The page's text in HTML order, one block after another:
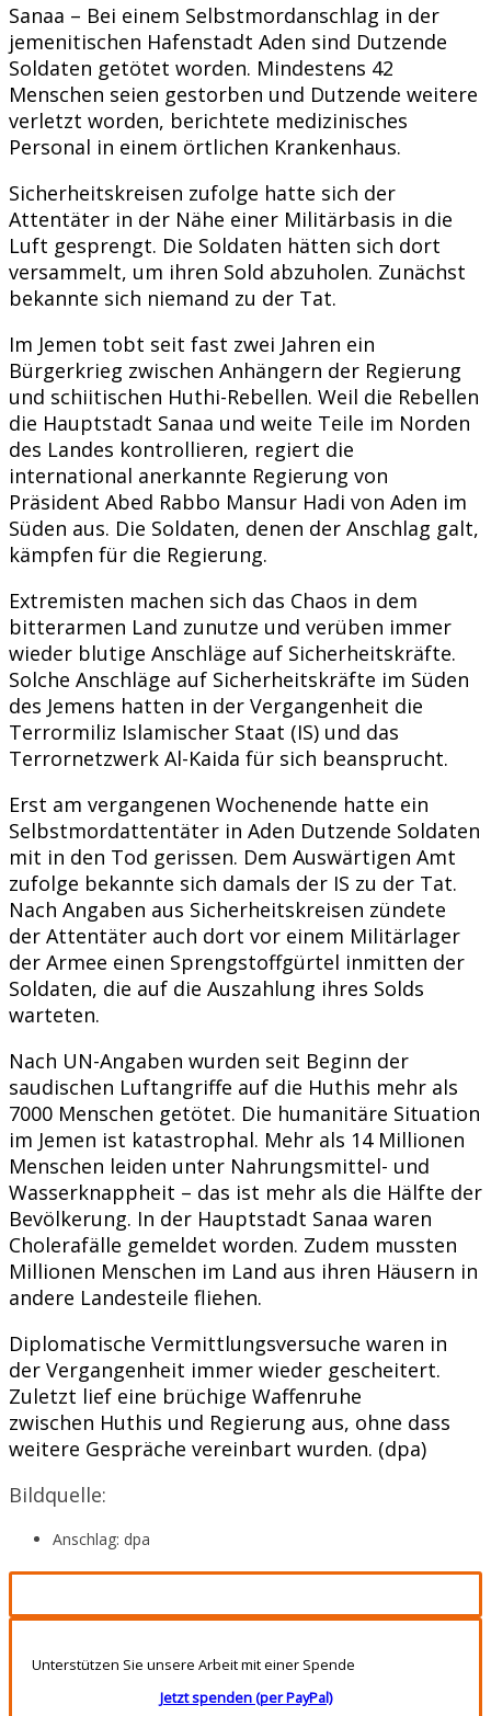
Sanaa – Bei einem Selbstmordanschlag in der
jemenitischen Hafenstadt Aden sind Dutzende
Soldaten getötet worden. Mindestens 42
Menschen seien gestorben und Dutzende weitere
verletzt worden, berichtete medizinisches
Personal in einem örtlichen Krankenhaus.
Sicherheitskreisen zufolge hatte sich der
Attentäter in der Nähe einer Militärbasis in die
Luft gesprengt. Die Soldaten hätten sich dort
versammelt, um ihren Sold abzuholen. Zunächst
bekannte sich niemand zu der Tat.
Im Jemen tobt seit fast zwei Jahren ein
Bürgerkrieg zwischen Anhängern der Regierung
und schiitischen Huthi-Rebellen. Weil die Rebellen
die Hauptstadt Sanaa und weite Teile im Norden
des Landes kontrollieren, regiert die
international anerkannte Regierung von
Präsident Abed Rabbo Mansur Hadi von Aden im
Süden aus. Die Soldaten, denen der Anschlag galt,
kämpfen für die Regierung.
Extremisten machen sich das Chaos in dem
bitterarmen Land zunutze und verüben immer
wieder blutige Anschläge auf Sicherheitskräfte.
Solche Anschläge auf Sicherheitskräfte im Süden
des Jemens hatten in der Vergangenheit die
Terrormiliz Islamischer Staat (IS) und das
Terrornetzwerk Al-Kaida für sich beansprucht.
Erst am vergangenen Wochenende hatte ein
Selbstmordattentäter in Aden Dutzende Soldaten
mit in den Tod gerissen. Dem Auswärtigen Amt
zufolge bekannte sich damals der IS zu der Tat.
Nach Angaben aus Sicherheitskreisen zündete
der Attentäter auch dort vor einem Militärlager
der Armee einen Sprengstoffgürtel inmitten der
Soldaten, die auf die Auszahlung ihres Solds
warteten.
Nach UN-Angaben wurden seit Beginn der
saudischen Luftangriffe auf die Huthis mehr als
7000 Menschen getötet. Die humanitäre Situation
im Jemen ist katastrophal. Mehr als 14 Millionen
Menschen leiden unter Nahrungsmittel- und
Wasserknappheit – das ist mehr als die Hälfte der
Bevölkerung. In der Hauptstadt Sanaa waren
Cholerafälle gemeldet worden. Zudem mussten
Millionen Menschen im Land aus ihren Häusern in
andere Landesteile fliehen.
Diplomatische Vermittlungsversuche waren in
der Vergangenheit immer wieder gescheitert.
Zuletzt lief eine brüchige Waffenruhe
zwischen Huthis und Regierung aus, ohne dass
weitere Gespräche vereinbart wurden. (dpa)
Bildquelle:
Anschlag: dpa
Unterstützen Sie unsere Arbeit mit einer Spende
Jetzt spenden (per PayPal)